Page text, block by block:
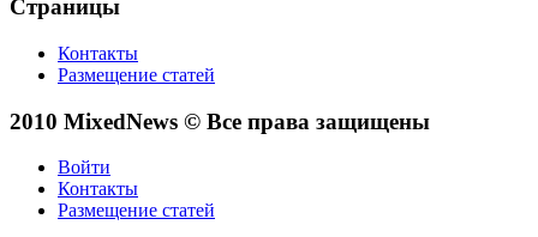
Страницы
Контакты
Размещение статей
2010 MixedNews © Все права защищены
Войти
Контакты
Размещение статей